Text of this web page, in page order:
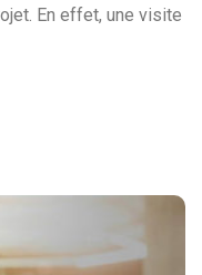
En effet, une visite